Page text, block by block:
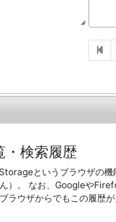
検索履歴
というブラウザの
ん）。 なお、Googleや
ラウザからでもこの履歴